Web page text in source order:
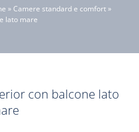
» Camere standard e comfort »
lato mare
con balcone lato